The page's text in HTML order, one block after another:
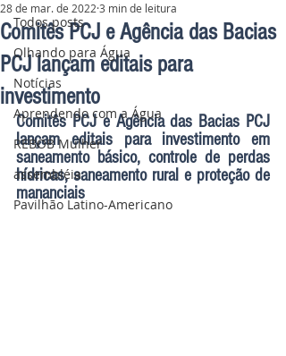
Todos posts
Olhando para Água
Notícias
Aprendendo com a Água
REBOB Mulher
assembléia
Pavilhão Latino-Americano
Comitês PCJ e Agência das Bacias
PCJ lançam editais para
investimento
28 de mar. de 2022 3 min de leitura
Comitês PCJ e Agência das Bacias PCJ
lançam editais para investimento em
saneamento básico, controle de perdas
hídricas, saneamento rural e proteção de
mananciais